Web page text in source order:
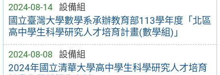
2024-08-14 設備組
國立臺灣大學數學系承辦教育部113學年度「北區
高中學生科學研究人才培育計畫(數學組)」
2024-08-08 設備組
2024年國立清華大學高中學生科學研究人才培育